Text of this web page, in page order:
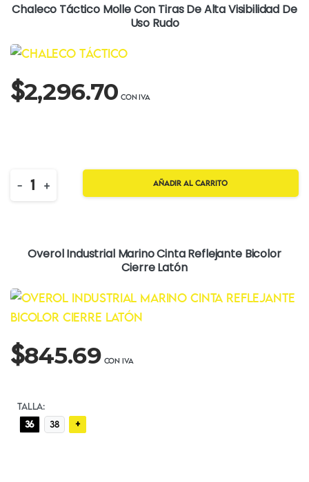
Chaleco Táctico Molle Con Tiras De Alta Visibilidad De
Uso Rudo
$2,296.70
Quantity
- + Añadir al carrito
Overol Industrial Marino Cinta Reflejante Bicolor
Cierre Latón
$845.69
TALLA:
36
38 +